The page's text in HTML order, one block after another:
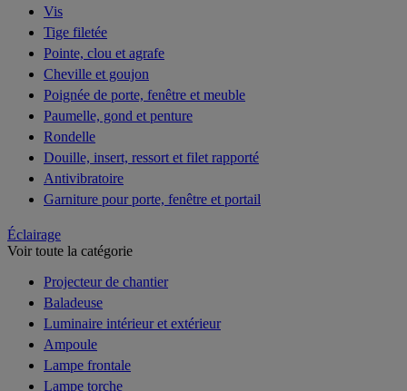
Vis
Tige filetée
Pointe, clou et agrafe
Cheville et goujon
Poignée de porte, fenêtre et meuble
Paumelle, gond et penture
Rondelle
Douille, insert, ressort et filet rapporté
Antivibratoire
Garniture pour porte, fenêtre et portail
Éclairage
Voir toute la catégorie
Projecteur de chantier
Baladeuse
Luminaire intérieur et extérieur
Ampoule
Lampe frontale
Lampe torche